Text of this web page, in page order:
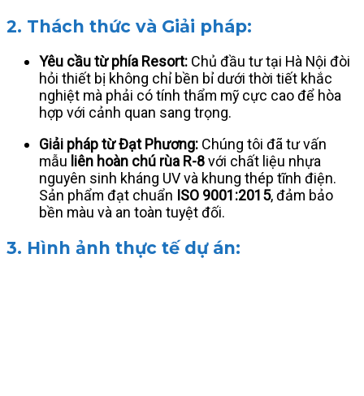
2. Thách thức và Giải pháp:
Yêu cầu từ phía Resort: Chủ đầu tư tại Hà Nội đòi
hỏi thiết bị không chỉ bền bỉ dưới thời tiết khắc
nghiệt mà phải có tính thẩm mỹ cực cao để hòa
hợp với cảnh quan sang trọng.
Giải pháp từ Đạt Phương: Chúng tôi đã tư vấn
mẫu liên hoàn chú rùa R-8với chất liệu nhựa
nguyên sinh kháng UV và khung thép tĩnh điện.
Sản phẩm đạt chuẩn ISO 9001:2015, đảm bảo
bền màu và an toàn tuyệt đối.
3. Hình ảnh thực tế dự án: